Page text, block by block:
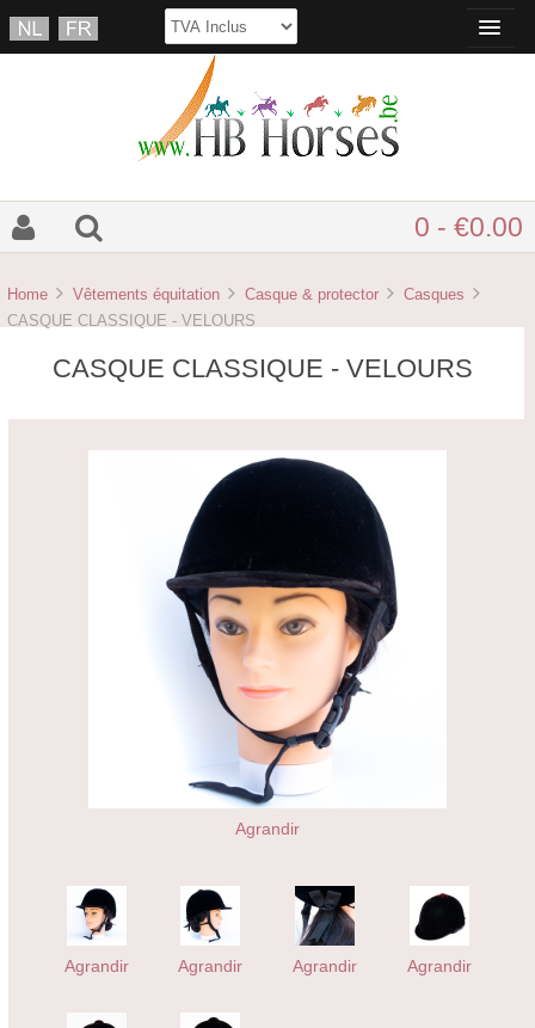
0 - €0.00
Home Vêtements équitation Casque & protector
Casques
CASQUE CLASSIQUE - VELOURS
CASQUE CLASSIQUE - VELOURS
Agrandir
Agrandir Agrandir Agrandir Agrandir